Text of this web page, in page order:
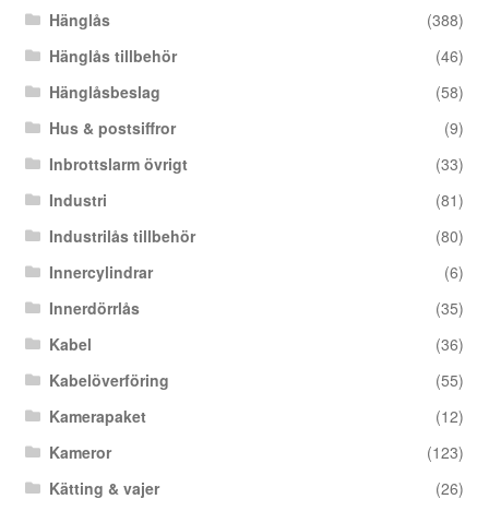
Hänglås
(388)
Hänglås tillbehör
(46)
Hänglåsbeslag
(58)
Hus & postsiffror
(9)
Inbrottslarm övrigt
(33)
Industri
(81)
Industrilås tillbehör
(80)
Innercylindrar
(6)
Innerdörrlås
(35)
Kabel
(36)
Kabelöverföring
(55)
Kamerapaket
(12)
Kameror
(123)
Kätting & vajer
(26)